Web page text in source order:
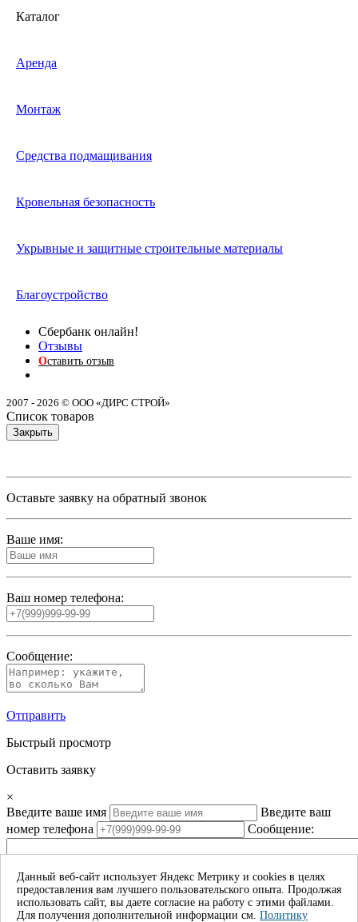
Каталог
Аренда
Монтаж
Средства подмащивания
Кровельная безопасность
Укрывные и защитные строительные материалы
Благоустройство
Сбербанк онлайн!
Отзывы
Оставить отзыв
2007 - 2026 © ООО «ДИРС СТРОЙ»
Список товаров
Закрыть
Оставьте заявку на обратный звонок
Ваше имя:
Ваш номер телефона:
Сообщение:
Отправить
Быстрый просмотр
Оставить заявку
×
Введите ваше имя
Введите ваш
номер телефона
Сообщение:
Даю согласие на обработку моих личных данных*
Отправить
Данный веб-сайт использует Яндекс Метрику и cookies в целях
предоставления вам лучшего пользовательского опыта. Продолжая
использовать сайт, вы даете согласие на работу с этими файлами.
Для получения дополнительной информации см. Политику